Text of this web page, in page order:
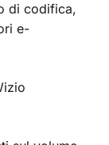
di codifica,
e-